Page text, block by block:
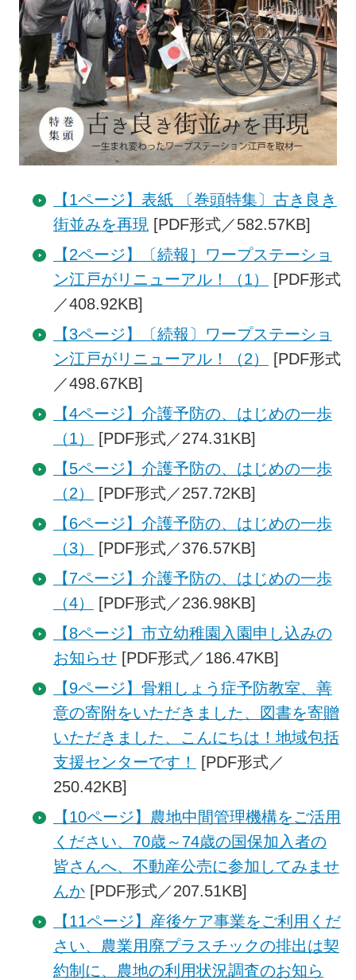
【1ページ】表紙 〔巻頭特集〕古き良き
街並みを再現[PDF形式／582.57KB]
【2ページ】〔続報］ワープステーショ
ン江戸がリニューアル！（1）
[PDF形式
／408.92KB]
【3ページ】〔続報〕ワープステーショ
ン江戸がリニューアル！（2）
[PDF形式
／498.67KB]
【4ページ】介護予防の、はじめの一歩
（1）
[PDF形式／274.31KB]
【5ページ】介護予防の、はじめの一歩
（2）
[PDF形式／257.72KB]
【6ページ】介護予防の、はじめの一歩
（3）
[PDF形式／376.57KB]
【7ページ】介護予防の、はじめの一歩
（4）
[PDF形式／236.98KB]
【8ページ】市立幼稚園入園申し込みの
お知らせ[PDF形式／186.47KB]
【9ページ】骨粗しょう症予防教室、善
意の寄附をいただきました、図書を寄贈
いただきました、こんにちは！地域包括
支援センターです！
[PDF形式／
250.42KB]
【10ページ】農地中間管理機構をご活用
ください、70歳～74歳の国保加入者の
皆さんへ、不動産公売に参加してみませ
んか[PDF形式／207.51KB]
【11ページ】産後ケア事業をご利用くだ
さい、農業用廃プラスチックの排出は契
約制に、農地の利用状況調査のお知ら